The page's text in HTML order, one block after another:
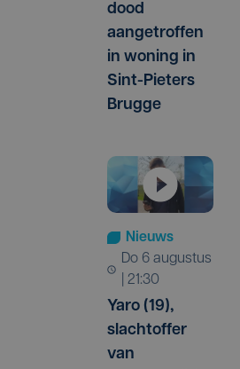
dood
aangetroffen
in woning in
Sint-Pieters
Brugge
Nieuws
do 6 augustus
| 21:30
Yaro (19),
slachtoffer
van